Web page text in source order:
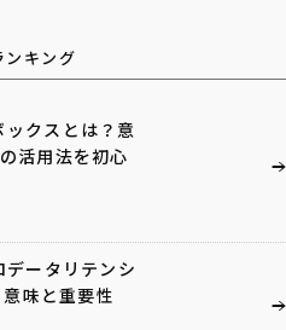
ンキング
ックスとは？意
活用法を初心
ータリテンシ
味と重要性